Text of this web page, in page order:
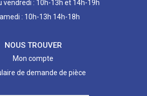
vendredi : 10h-13h et 14h-19h
: 10h-13h 14h-18h
NOUS TROUVER
Mon compte
de demande de pièce